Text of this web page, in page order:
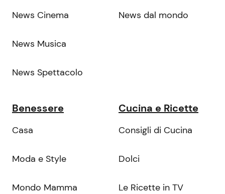
News Cinema
News Musica
News Spettacolo
News dal mondo
Benessere
Casa
Moda e Style
Mondo Mamma
Cucina e Ricette
Consigli di Cucina
Dolci
Le Ricette in TV